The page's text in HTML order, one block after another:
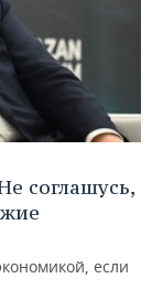
соглашусь,
если